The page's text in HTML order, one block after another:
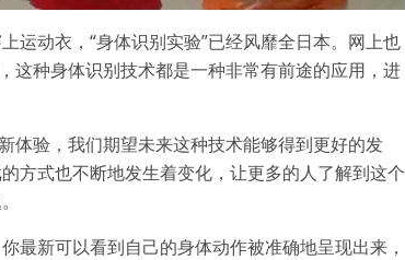
运动衣，“身体识别实验”已经风靡全日本。网上也
这种身体识别技术都是一种非常有前途的应用，进
体验，我们期望未来这种技术能够得到更好的发
方式也不断地发生着变化，让更多的人了解到这个
最新可以看到自己的身体动作被准确地呈现出来，